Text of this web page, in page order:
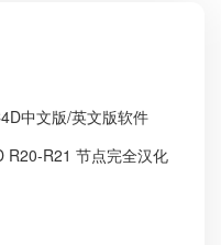
中文版/英文版软件
R20-R21 节点完全汉化